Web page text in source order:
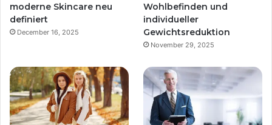
moderne Skincare neu
definiert
December 16, 2025
Wohlbefinden und
individueller
Gewichtsreduktion
November 29, 2025